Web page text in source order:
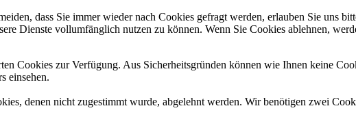
dass Sie immer wieder nach Cookies gefragt werden, erlauben Sie uns
Dienste vollumfänglich nutzen zu können. Wenn Sie Cookies ablehnen,
Cookies zur Verfügung. Aus Sicherheitsgründen können wie Ihnen keine
einsehen.
denen nicht zugestimmt wurde, abgelehnt werden. Wir benötigen zwei